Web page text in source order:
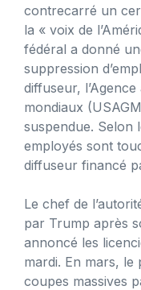
contrecarré un
la « voix de
fédéral a donné
suppression
diffuseur,
mondiaux
suspendue. Selon
employés sont
diffuseur financé
Le chef de
par Trump après
annoncé les
mardi. En mars, le
coupes massives